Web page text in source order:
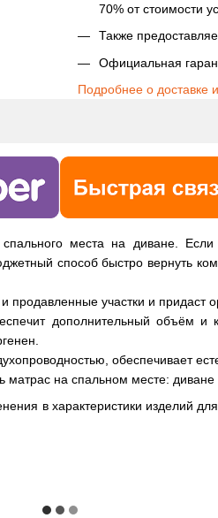
70% от стоимости
Также
Официальная
Подробнее о доставке
места на диване.
способ быстро вернуть
участки и придаст
дополнительный объём
обеспечивает
на спальном месте:
в характеристики изделий